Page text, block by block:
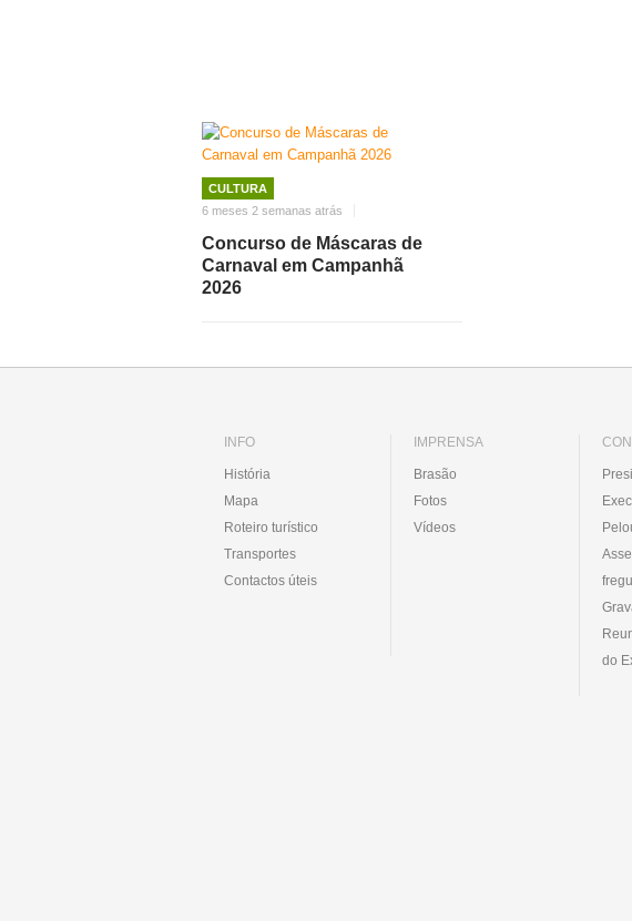
CULTURA
6 meses 2 semanas atrás
Concurso de Máscaras de
Carnaval em Campanhã
2026
INFO
História
Mapa
Roteiro turístico
Transportes
Contactos úteis
IMPRENSA
Brasão
Fotos
Vídeos
do